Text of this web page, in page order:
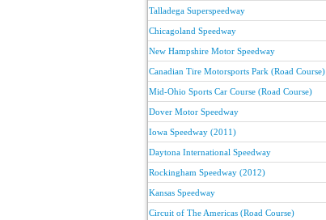
Talladega Superspeedway
Chicagoland Speedway
New Hampshire Motor Speedway
Canadian Tire Motorsports Park (Road Course)
Mid-Ohio Sports Car Course (Road Course)
Dover Motor Speedway
Iowa Speedway (2011)
Daytona International Speedway
Rockingham Speedway (2012)
Kansas Speedway
Circuit of The Americas (Road Course)